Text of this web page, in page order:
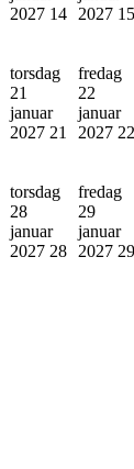
2027 14
2027 15
torsdag
21
januar
2027 21
fredag
22
januar
2027 22
torsdag
28
januar
2027 28
fredag
29
januar
2027 29